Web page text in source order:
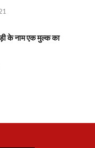
के नाम एक मुल्क का